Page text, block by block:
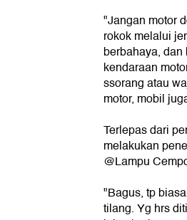
"Jangan motor
rokok melalui
berbahaya,
kendaraan
ssorang atau
motor, mobil
Terlepas dari
melakukan
@Lampu
"Bagus, tp
tilang. Yg hrs